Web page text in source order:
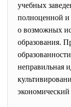
учебных
полноценной и
о возможных
образования.
неправильная